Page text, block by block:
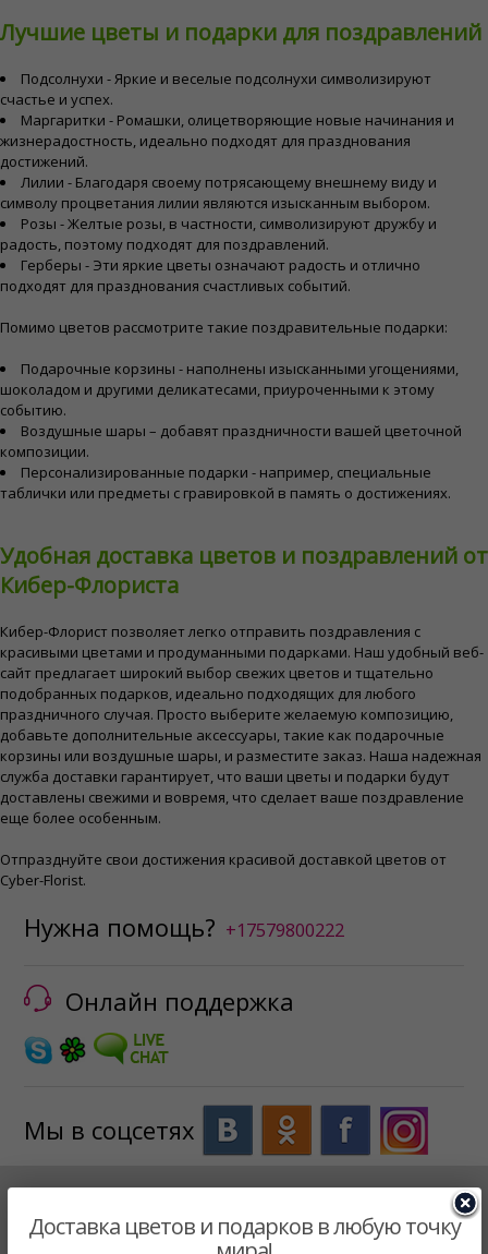
Лучшие цветы и подарки для поздравлений
Подсолнухи - Яркие и веселые подсолнухи символизируют
счастье и успех.
Маргаритки - Ромашки, олицетворяющие новые начинания и
жизнерадостность, идеально подходят для празднования
достижений.
Лилии - Благодаря своему потрясающему внешнему виду и
символу процветания лилии являются изысканным выбором.
Розы - Желтые розы, в частности, символизируют дружбу и
радость, поэтому подходят для поздравлений.
Герберы - Эти яркие цветы означают радость и отлично
подходят для празднования счастливых событий.
Помимо цветов рассмотрите такие поздравительные подарки:
Подарочные корзины - наполнены изысканными угощениями,
шоколадом и другими деликатесами, приуроченными к этому
событию.
Воздушные шары – добавят праздничности вашей цветочной
композиции.
Персонализированные подарки - например, специальные
таблички или предметы с гравировкой в память о достижениях.
Удобная доставка цветов и поздравлений от
Кибер-Флориста
Кибер-Флорист позволяет легко отправить поздравления с
красивыми цветами и продуманными подарками. Наш удобный веб-
сайт предлагает широкий выбор свежих цветов и тщательно
подобранных подарков, идеально подходящих для любого
праздничного случая. Просто выберите желаемую композицию,
добавьте дополнительные аксессуары, такие как подарочные
корзины или воздушные шары, и разместите заказ. Наша надежная
служба доставки гарантирует, что ваши цветы и подарки будут
доставлены свежими и вовремя, что сделает ваше поздравление
еще более особенным.
Отпразднуйте свои достижения красивой доставкой цветов от
Cyber-Florist.
Нужна помощь? +17579800222
Онлайн поддержка
Мы в соцсетях
Доставка цветов и подарков в любую точку